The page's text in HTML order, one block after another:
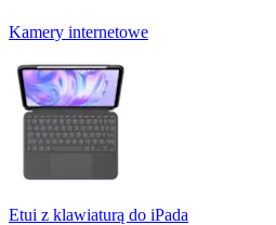
Kamery internetowe
Etui z klawiaturą do iPada